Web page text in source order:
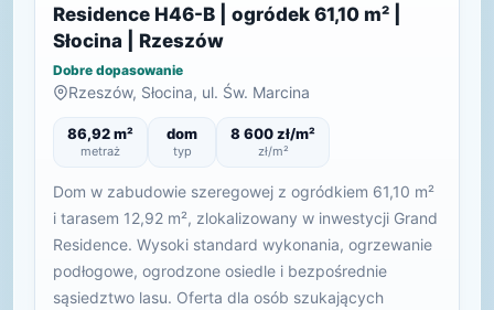
Residence H46-B | ogródek 61,10 m² |
Słocina | Rzeszów
Dobre dopasowanie
Rzeszów, Słocina, ul. Św. Marcina
86,92 m²
metraż
dom
typ
8 600 zł/m²
zł/m²
Dom w zabudowie szeregowej z ogródkiem 61,10 m²
i tarasem 12,92 m², zlokalizowany w inwestycji Grand
Residence. Wysoki standard wykonania, ogrzewanie
podłogowe, ogrodzone osiedle i bezpośrednie
sąsiedztwo lasu. Oferta dla osób szukających